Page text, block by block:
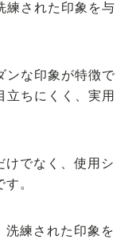
練された印象を与
ンな印象が特徴で
立ちにくく、実用
けでなく、使用シ
。
洗練された印象を